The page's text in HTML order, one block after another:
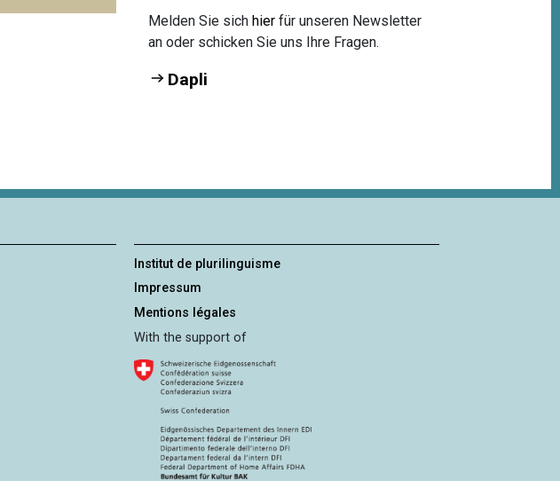
Melden Sie sich hier für unseren Newsletter
an oder schicken Sie uns Ihre Fragen.
Dapli
Institut de plurilinguisme
Impressum
Mentions légales
With the support of